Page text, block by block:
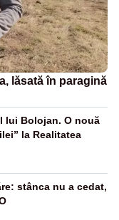
lăsată în paragină
lui Bolojan. O nouă
la Realitatea
stânca nu a cedat,